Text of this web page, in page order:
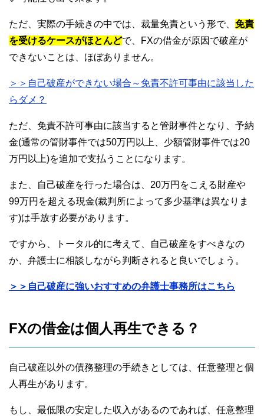
ただ、実際の手続きの中では、裁量免責という形で、 免責
を受けるケースがほとんどで、FXの借金が原因で破産が
できないことは、ほぼありません。
＞＞自己破産ができない場合～免責不許可事由に該当した
らダメ？
ただ、免責不許可事由に該当すると管財事件となり、予納
金(通常の管財事件では50万円以上、少額管財事件では20
万円以上)を追加で支払うことになります。
また、自己破産を行った場合は、20万円をこえる財産や
99万円を超える現金(裁判所によって多少基準は異なりま
す)は手放す必要があります。
ですから、トータル的に考えて、自己破産をすべきなの
か、弁護士に相談しながら判断されると良いでしょう。
＞＞自己破産に強いおすすめの弁護士事務所はこちら
FXの借金は個人再生できる？
自己破産以外の債務整理の手続きとしては、任意整理と個
人再生があります。
もし、最低限の安定した収入があるのであれば、任意整理